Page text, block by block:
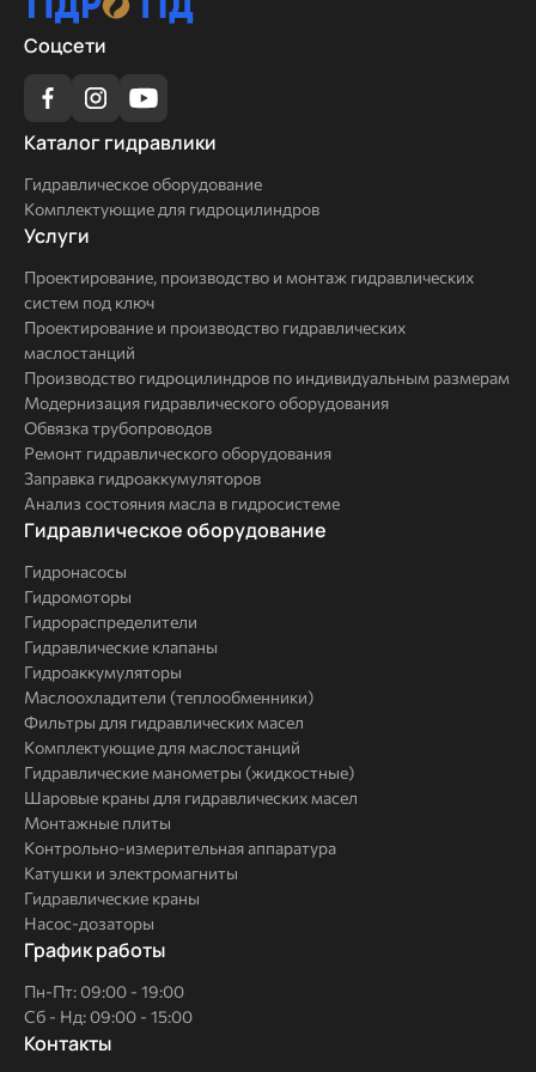
Соцсети
Каталог
Каталог гидравлики
Гидравлическое оборудование
Комплектующие для гидроцилиндров
Услуги
Услуги
Проектирование, производство и монтаж гидравлических
систем под ключ
Проектирование и производство гидравлических
маслостанций
Производство гидроцилиндров по индивидуальным размерам
Модернизация гидравлического оборудования
Обвязка трубопроводов
Ремонт гидравлического оборудования
Заправка гидроаккумуляторов
Анализ состояния масла в гидросистеме
Комплексные
Гидравлическое оборудование
Гидронасосы
Гидромоторы
Гидрораспределители
Гидравлические клапаны
Гидроаккумуляторы
Маслоохладители (теплообменники)
Фильтры для гидравлических масел
Комплектующие для маслостанций
Гидравлические манометры (жидкостные)
Шаровые краны для гидравлических масел
Монтажные плиты
Контрольно-измерительная аппаратура
Катушки и электромагниты
Гидравлические краны
Насос-дозаторы
График работы
Пн-Пт: 09:00 - 19:00
Сб - Нд: 09:00 - 15:00
Контакты